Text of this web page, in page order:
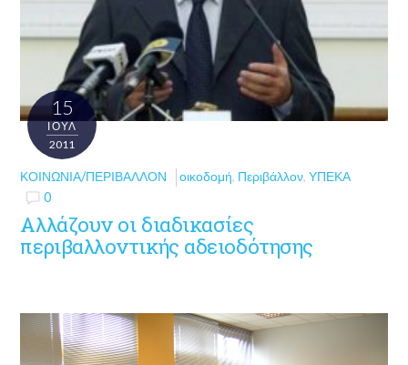
15
ΙΟΎΛ
2011
ΚΟΙΝΩΝΊΑ/ΠΕΡΙΒΆΛΛΟΝ οικοδομή, Περιβάλλον,ΥΠΕΚΑ
0
Αλλάζουν οι διαδικασίες
περιβαλλοντικής αδειοδότησης